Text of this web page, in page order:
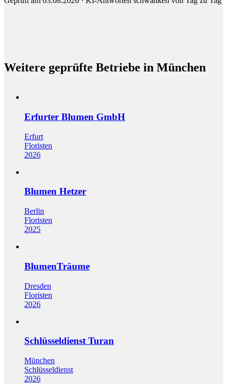
Weitere geprüfte Betriebe in München
Erfurter Blumen GmbH
Erfurt
Floristen
2026
Blumen Hetzer
Berlin
Floristen
2025
BlumenTräume
Dresden
Floristen
2026
Schlüsseldienst Turan
München
Schlüsseldienst
2026